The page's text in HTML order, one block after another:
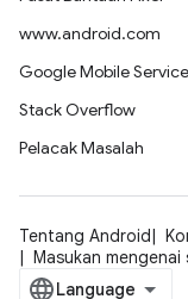
www.android.com
Google Mobile
Stack Overflow
Pelacak Masalah
Tentang Android
Masukan mengenai